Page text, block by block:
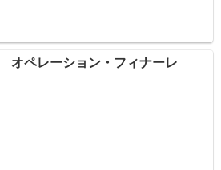
オペレーション・フィナーレ